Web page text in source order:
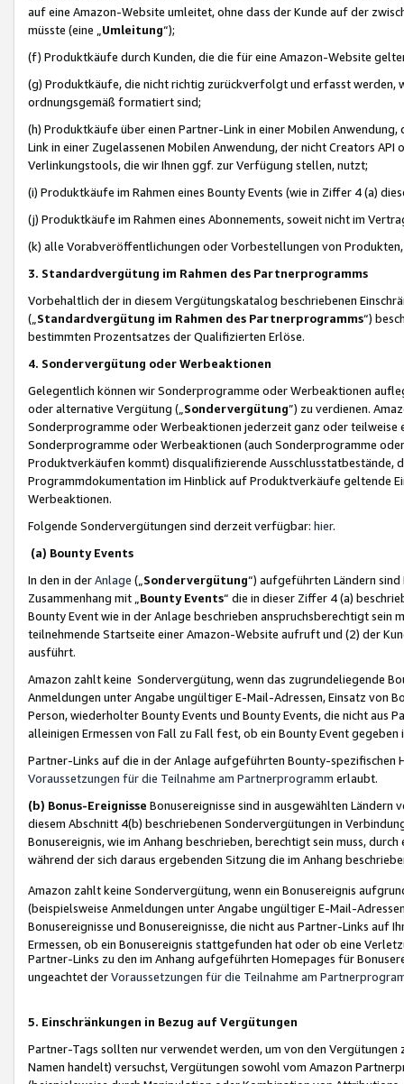
auf eine Amazon-Website umleitet, ohne dass der Kunde auf der
müsste (eine „ Umleitung“);
(f) Produktkäufe durch Kunden, die die für eine Amazon-Website
(g) Produktkäufe, die nicht richtig zurückverfolgt und erfasst werden,
ordnungsgemäß formatiert sind;
(h) Produktkäufe über einen Partner-Link in einer Mobilen
Link in einer Zugelassenen Mobilen Anwendung, der nicht Creators
Verlinkungstools, die wir Ihnen ggf. zur Verfügung stellen, nutzt;
(i) Produktkäufe im Rahmen eines Bounty Events (wie in Ziffer 4 (a)
(j) Produktkäufe im Rahmen eines Abonnements, soweit nicht im
(k) alle Vorabveröffentlichungen oder Vorbestellungen von
3. Standardvergütung im Rahmen des Partnerprogramms
Vorbehaltlich der in diesem Vergütungskatalog beschriebenen
(„ Standardvergütung im Rahmen des Partnerprogramms“)
bestimmten Prozentsatzes der Qualifizierten Erlöse.
4. Sondervergütung oder Werbeaktionen
Gelegentlich können wir Sonderprogramme oder Werbeaktionen
oder alternative Vergütung („ Sondervergütung”) zu verdienen.
Sonderprogramme oder Werbeaktionen jederzeit ganz oder
Sonderprogramme oder Werbeaktionen (auch Sonderprogramme
Produktverkäufen kommt) disqualifizierende Ausschlusstatbestände,
Programmdokumentation im Hinblick auf Produktverkäufe geltende
Werbeaktionen.
Folgende Sondervergütungen sind derzeit verfügbar: hier.
(a) Bounty Events
In den in derAnlage („ Sondervergütung“) aufgeführten Ländern
Zusammenhang mit „ Bounty Events“ die in dieser Ziffer 4 (a)
Bounty Event wie in der Anlage beschrieben anspruchsberechtigt sein
teilnehmende Startseite einer Amazon-Website aufruft und (2) der
ausführt.
Amazon zahlt keine Sondervergütung, wenn das zugrundeliegende
Anmeldungen unter Angabe ungültiger E-Mail-Adressen, Einsatz von
Person, wiederholter Bounty Events und Bounty Events, die nicht
alleinigen Ermessen von Fall zu Fall fest, ob ein Bounty Event
Partner-Links auf die in der Anlage aufgeführten Bounty-spezifischen
Voraussetzungen für die Teilnahme am Partnerprogramm erlaubt.
(b) Bonus-Ereignisse Bonusereignisse sind in ausgewählten Ländern
diesem Abschnitt 4(b) beschriebenen Sondervergütungen in
Bonusereignis, wie im Anhang beschrieben, berechtigt sein muss,
während der sich daraus ergebenden Sitzung die im Anhang
Amazon zahlt keine Sondervergütung, wenn ein Bonusereignis
(beispielsweise Anmeldungen unter Angabe ungültiger E-Mail-
Bonusereignisse und Bonusereignisse, die nicht aus Partner-Links auf
Ermessen, ob ein Bonusereignis stattgefunden hat oder ob eine
Partner-Links zu den im Anhang aufgeführten Homepages für
ungeachtet derVoraussetzungen für die Teilnahme am
5. Einschränkungen in Bezug auf Vergütungen
Partner-Tags sollten nur verwendet werden, um von den
Namen handelt) versuchst, Vergütungen sowohl vom Amazon